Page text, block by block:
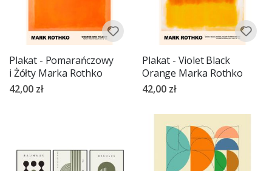
Plakat - Pomarańczowy
i Żółty Marka Rothko
42,00 zł
Plakat - Violet Black
Orange Marka Rothko
42,00 zł